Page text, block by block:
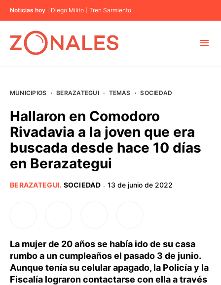
Noticias hoy Diego Milito Tren Sarmiento
BUENOS AIRES
PROVINCIAS
MUNICIPIOS · BERAZATEGUI · TEMAS · SOCIEDAD
Hallaron en Comodoro
Rivadavia a la joven que era
buscada desde hace 10 días
en Berazategui
BERAZATEGUI. SOCIEDAD · 13 de junio de 2022
La mujer de 20 años se había ido de su casa
rumbo a un cumpleaños el pasado 3 de junio.
Aunque tenía su celular apagado, la Policía y la
Fiscalía lograron contactarse con ella a través